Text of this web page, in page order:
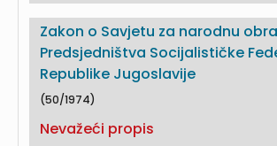
Zakon o Savjetu za narodnu
Predsjedništva Socijalističke
Republike Jugoslavije
(50/1974)
Nevažeći propis